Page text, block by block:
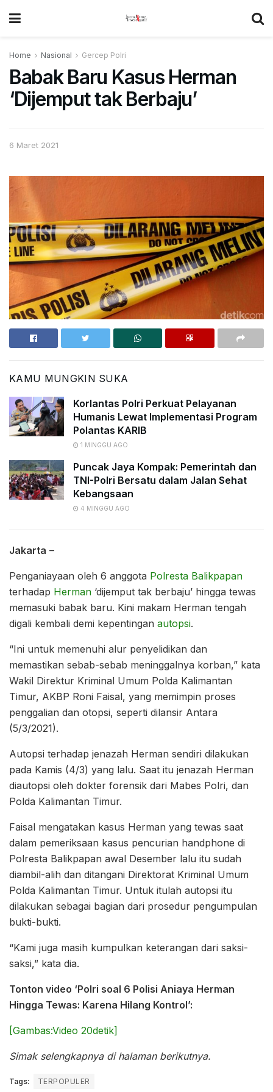
Home Nasional Gercep Polri
Babak Baru Kasus Herman
‘Dijemput tak Berbaju’
6 Maret 2021
KAMU MUNGKIN SUKA
Korlantas Polri Perkuat Pelayanan
Humanis Lewat Implementasi Program
Polantas KARIB
1 MINGGU AGO
Puncak Jaya Kompak: Pemerintah dan
TNI-Polri Bersatu dalam Jalan Sehat
Kebangsaan
4 MINGGU AGO
Jakarta –
Penganiayaan oleh 6 anggota Polresta Balikpapan
terhadap Herman ‘dijemput tak berbaju’ hingga tewas
memasuki babak baru. Kini makam Herman tengah
digali kembali demi kepentingan autopsi.
“Ini untuk memenuhi alur penyelidikan dan
memastikan sebab-sebab meninggalnya korban,” kata
Wakil Direktur Kriminal Umum Polda Kalimantan
Timur, AKBP Roni Faisal, yang memimpin proses
penggalian dan otopsi, seperti dilansir Antara
(5/3/2021).
Autopsi terhadap jenazah Herman sendiri dilakukan
pada Kamis (4/3) yang lalu. Saat itu jenazah Herman
diautopsi oleh dokter forensik dari Mabes Polri, dan
Polda Kalimantan Timur.
Faisal mengatakan kasus Herman yang tewas saat
dalam pemeriksaan kasus pencurian handphone di
Polresta Balikpapan awal Desember lalu itu sudah
diambil-alih dan ditangani Direktorat Kriminal Umum
Polda Kalimantan Timur. Untuk itulah autopsi itu
dilakukan sebagai bagian dari prosedur pengumpulan
bukti-bukti.
“Kami juga masih kumpulkan keterangan dari saksi-
saksi,” kata dia.
Tonton video ‘Polri soal 6 Polisi Aniaya Herman
Hingga Tewas: Karena Hilang Kontrol’:
[Gambas:Video 20detik]
Simak selengkapnya di halaman berikutnya.
Tags: TERPOPULER